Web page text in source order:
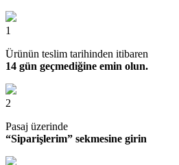
1
Ürünün teslim tarihinden itibaren
14 gün geçmediğine emin olun.
2
Pasaj üzerinde
“Siparişlerim” sekmesine girin